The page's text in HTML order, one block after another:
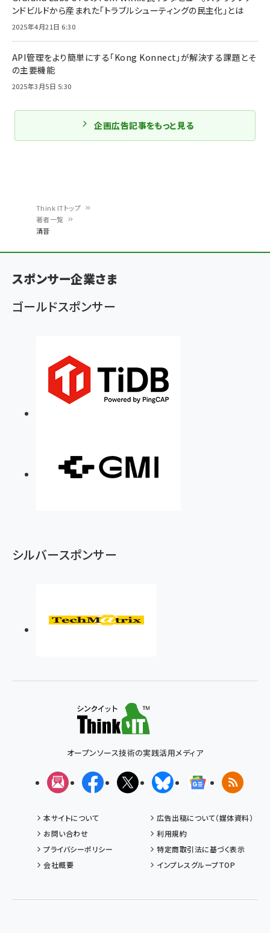
ン
く
ず
Think ITトップ
著者一覧
清音
ンドビルドから産まれた「トラブルシューティングの民主化」とは
2025年4月21日 6:30
API管理をより簡単にする「Kong Konnect」が解決する課題とそ
の主要機能
2025年3月5日 5:30
企画広告記事をもっと見る
スポンサー企業さま
ゴールドスポンサー
シルバースポンサー
オープンソース技術の実践活用メディア
メルマガFacebookX(エックス)BlueskyGoogleニュ
RSS
本サイトについて
広告出稿について（媒体資料）
お問い合わせ
利用規約
プライバシーポリシー
特定商取引法に基づく表示
会社概要
インプレスグループTOP